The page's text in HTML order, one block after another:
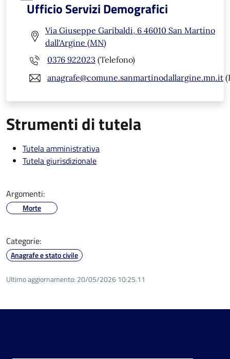
Ufficio Servizi Demografici
Via Giuseppe Garibaldi, 6 46010 San Martino
dall'Argine (MN)
0376 922023 (Telefono)
anagrafe@comune.sanmartinodallargine.mn.it
Strumenti di tutela
Tutela amministrativa
Tutela giurisdizionale
Argomenti:
Morte
Categorie:
Anagrafe e stato civile
Ultimo aggiornamento: 20/05/2026 10:25.11